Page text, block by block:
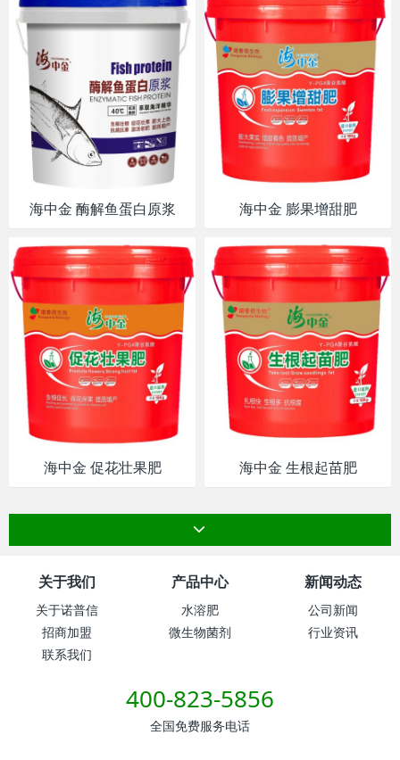
海中金 酶解鱼蛋白原浆 海中金 膨果增甜肥
海中金 促花壮果肥 海中金 生根起苗肥
关于我们
关于诺普信
招商加盟
联系我们
产品中心
水溶肥
微生物菌剂
新闻动态
公司新闻
行业资讯
400-823-5856
全国免费服务电话